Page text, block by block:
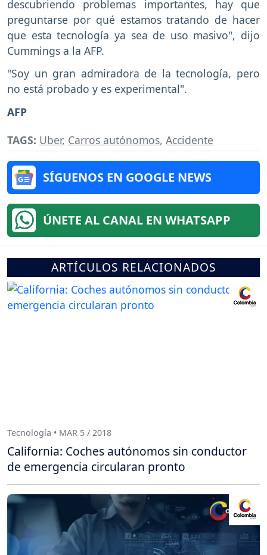
descubriendo problemas importantes, hay que
preguntarse por qué estamos tratando de hacer
que esta tecnología ya sea de uso masivo", dijo
Cummings a la AFP.
"Soy un gran admiradora de la tecnología, pero
no está probado y es experimental".
AFP
TAGS: Uber, Carros autónomos, Accidente
SÍGUENOS EN GOOGLE NEWS
ÚNETE AL CANAL EN WHATSAPP
ARTÍCULOS RELACIONADOS
Tecnología • MAR 5 / 2018
California: Coches autónomos sin conductor
de emergencia circularan pronto